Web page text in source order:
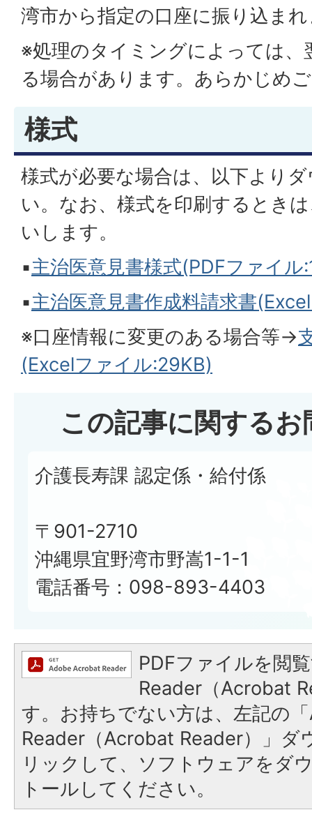
湾市から指定の口座に振り込ま
※処理のタイミングによっては、
る場合があります。あらかじめ
様式
様式が必要な場合は、以下より
い。なお、様式を印刷するとき
いします。
▪主治医意見書様式(PDFファイル
▪主治医意見書作成料請求書
※口座情報に変更のある場合等→
(Excelファイル:29KB)
この記事に関する
介護長寿課 認定係・給付係
〒901-2710
沖縄県宜野湾市野嵩1-1-1
電話番号：098-893-4403
PDFファイルを閲
Reader（Acrobat
す。お持ちでない方は、左記の
Reader（Acrobat Reader）」ダ
リックして、ソフトウェアをダ
トールしてください。